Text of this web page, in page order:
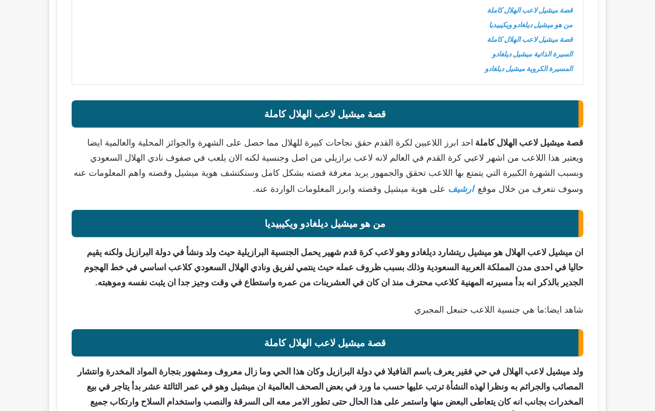
قصة ميشيل لاعب الهلال كاملة
من هو ميشيل ديلغادو ويكيبيديا
قصة ميشيل لاعب الهلال كاملة
السيرة الذاتية ميشيل ديلغادو
المسيرة الكروية ميشيل ديلغادو
قصة ميشيل لاعب الهلال كاملة
قصة ميشيل لاعب الهلال كاملة احد ابرز اللاعبين لكرة القدم حقق نجاحات كبيرة للهلال مما حصل على الشهرة والجوائز المحلية والعالمية ايضا
ويعتبر هذا اللاعب من اشهر لاعبي كرة القدم في العالم لانه لاعب برازيلي من اصل وجنسية لكنه الان يلعب في صفوف نادي الهلال السعودي
وبسبب الشهرة الكبيرة التي يتمتع بها اللاعب تحقق والجمهور يريد معرفة قصته بشكل كامل وسنكتشف هوية ميشيل وقصته واهم المعلومات عنه
وسوف نتعرف من خلال موقع ارشيف على هوية ميشيل وقصته وابرز المعلومات الواردة عنه.
من هو ميشيل ديلغادو ويكيبيديا
ان ميشيل لاعب الهلال هو ميشيل ريتشارد ديلغادو وهو لاعب كرة قدم شهير يحمل الجنسية البرازيلية حيث ولد ونشأ في دولة البرازيل ولكنه يقيم
حاليا في احدى مدن المملكة العربية السعودية وذلك بسبب ظروف عمله حيث ينتمي لفريق ونادي الهلال السعودي كلاعب اساسي في خط الهجوم
الجدير بالذكر انه بدأ مسيرته المهنية كلاعب محترف منذ ان كان في العشرينات من عمره واستطاع في وقت وجيز جدا ان يثبت نفسه وموهبته.
شاهد ايضا:ما هي جنسية اللاعب حنبعل المجبري
قصة ميشيل لاعب الهلال كاملة
ولد ميشيل لاعب الهلال في حي فقير يعرف باسم الفافيلا في دولة البرازيل وكان هذا الحي وما زال معروف ومشهور بتجارة المواد المخدرة وانتشار
المصائب والجرائم به ونظرا لهذه النشأة ترتب عليها حسب ما ورد في بعض الصحف العالمية ان ميشيل وهو في عمر الثالثة عشر بدأ يتاجر في بيع
المخدرات بجانب انه كان يتعاطى البعض منها واستمر على هذا الحال حتى تطور الامر معه الى السرقة والنصب واستخدام السلاح وارتكاب جميع